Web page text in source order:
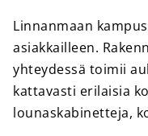
Linnanmaan
asiakkailleen.
yhteydessä toimii
kattavasti erilaisia
lounaskabinetteja,